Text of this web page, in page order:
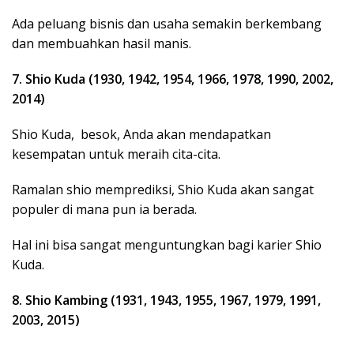
Ada peluang bisnis dan usaha semakin berkembang
dan membuahkan hasil manis.
7. Shio Kuda (1930, 1942, 1954, 1966, 1978, 1990, 2002,
2014)
Shio Kuda, besok, Anda akan mendapatkan
kesempatan untuk meraih cita-cita.
Ramalan shio memprediksi, Shio Kuda akan sangat
populer di mana pun ia berada.
Hal ini bisa sangat menguntungkan bagi karier Shio
Kuda.
8. Shio Kambing (1931, 1943, 1955, 1967, 1979, 1991,
2003, 2015)